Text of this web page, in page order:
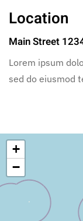
Location
Main Street
Lorem ipsum
sed do eiusmod
+
−